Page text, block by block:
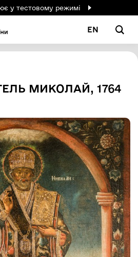
у тестовому режимі
EN
МИКОЛАЙ, 1764